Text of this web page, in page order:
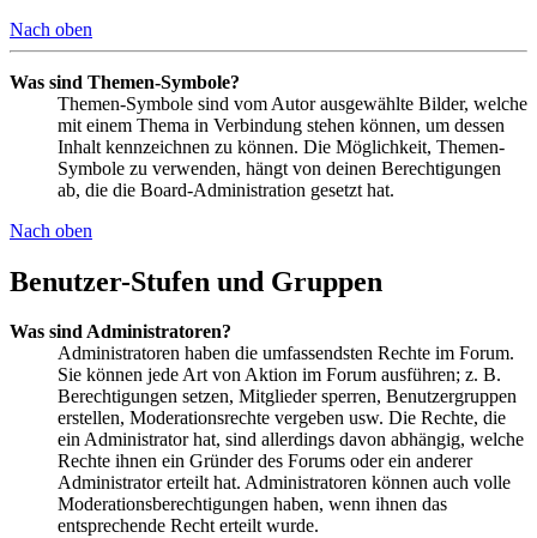
Nach oben
Was sind Themen-Symbole?
Themen-Symbole sind vom Autor ausgewählte Bilder, welche
mit einem Thema in Verbindung stehen können, um dessen
Inhalt kennzeichnen zu können. Die Möglichkeit, Themen-
Symbole zu verwenden, hängt von deinen Berechtigungen
ab, die die Board-Administration gesetzt hat.
Nach oben
Benutzer-Stufen und Gruppen
Was sind Administratoren?
Administratoren haben die umfassendsten Rechte im Forum.
Sie können jede Art von Aktion im Forum ausführen; z. B.
Berechtigungen setzen, Mitglieder sperren, Benutzergruppen
erstellen, Moderationsrechte vergeben usw. Die Rechte, die
ein Administrator hat, sind allerdings davon abhängig, welche
Rechte ihnen ein Gründer des Forums oder ein anderer
Administrator erteilt hat. Administratoren können auch volle
Moderationsberechtigungen haben, wenn ihnen das
entsprechende Recht erteilt wurde.